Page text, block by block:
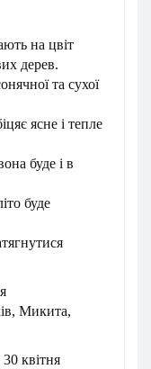
на цвіт
дерев.
та сухої
ясне і тепле
буде і в
буде
Микита,
квітня